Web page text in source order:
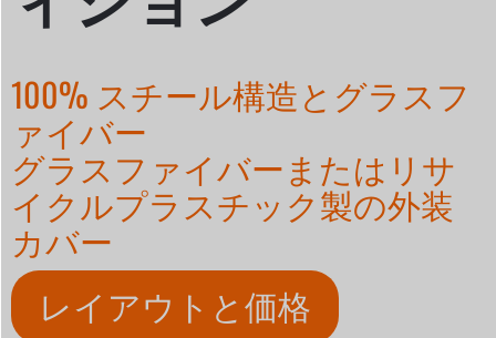
100% スチール構造とグラスフ
ァイバー
グラスファイバーまたはリサ
イクルプラスチック製の外装
カバー
レイアウトと価格